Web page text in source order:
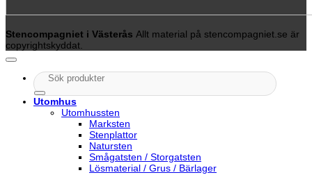
Stencompagniet i Västerås Allt material på stencompagniet.se är
copyrightskyddat.
Sök
efter:
Utomhus
Utomhussten
Marksten
Stenplattor
Natursten
Smågatsten / Storgatsten
Lösmaterial / Grus / Bärlager